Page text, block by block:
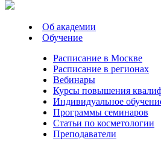
Об академии
Обучение
Расписание в Москве
Расписание в регионах
Вебинары
Курсы повышения
Индивидуальное
Программы семинаров
Статьи по косметологии
Преподаватели